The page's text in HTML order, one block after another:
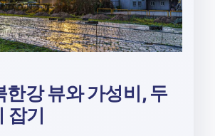
한강 뷰와 가성비, 두
잡기